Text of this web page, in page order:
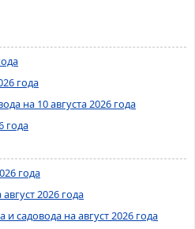
года
на 10 августа 2026 года
года
года
2026 года
садовода на август 2026 года